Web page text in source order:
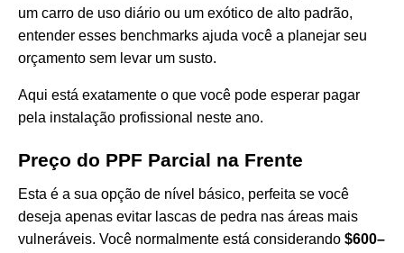
um carro de uso diário ou um exótico de alto padrão,
entender esses benchmarks ajuda você a planejar seu
orçamento sem levar um susto.
Aqui está exatamente o que você pode esperar pagar
pela instalação profissional neste ano.
Preço do PPF Parcial na Frente
Esta é a sua opção de nível básico, perfeita se você
deseja apenas evitar lascas de pedra nas áreas mais
vulneráveis. Você normalmente está considerando $600–